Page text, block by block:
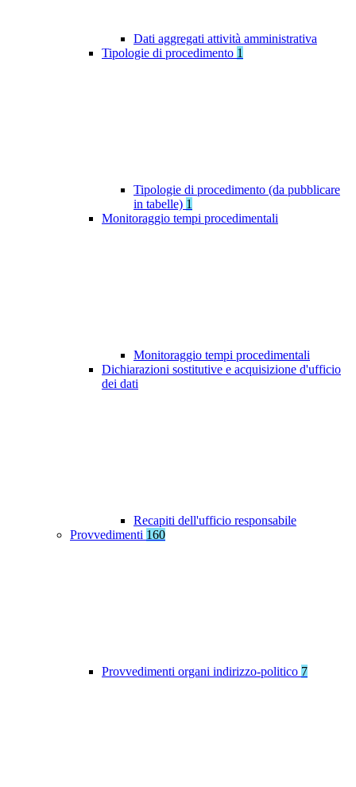
Dati aggregati attività amministrativa
Tipologie di procedimento 1
Tipologie di procedimento (da pubblicare
in tabelle) 1
Monitoraggio tempi procedimentali
Monitoraggio tempi procedimentali
Dichiarazioni sostitutive e acquisizione d'ufficio
dei dati
Recapiti dell'ufficio responsabile
Provvedimenti 160
Provvedimenti organi indirizzo-politico 7